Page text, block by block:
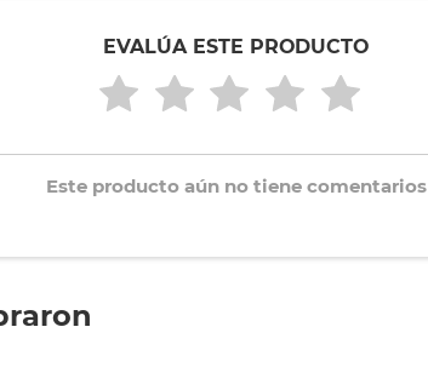
EVALÚA ESTE PRODUCTO
Este producto aún no tiene comentarios